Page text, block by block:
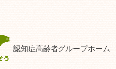
認知症高齢者グループホーム